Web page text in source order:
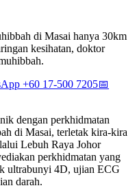
di Masai hanya 30km
kesihatan, doktor
+60 17-500 7205📅
dengan perkhidmatan
di Masai, terletak kira-kira
Lebuh Raya Johor
perkhidmatan yang
ultrabunyi 4D, ujian ECG
darah.